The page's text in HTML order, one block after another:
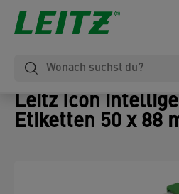
Leitz Icon
Etiketten 50 x 88